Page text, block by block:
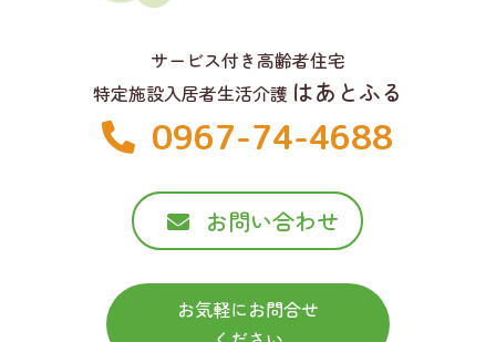
サービス付き高齢者住宅
特定施設入居者生活介護 はあとふる
0967-74-4688
お問い合わせ
お気軽にお問合せ